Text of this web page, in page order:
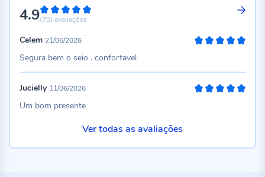
4.998%
(70) avaliações
Celem 21/06/2026
Segura bem o seio . confortavel
Jucielly 11/06/2026
Um bom presente
Ver todas as avaliações